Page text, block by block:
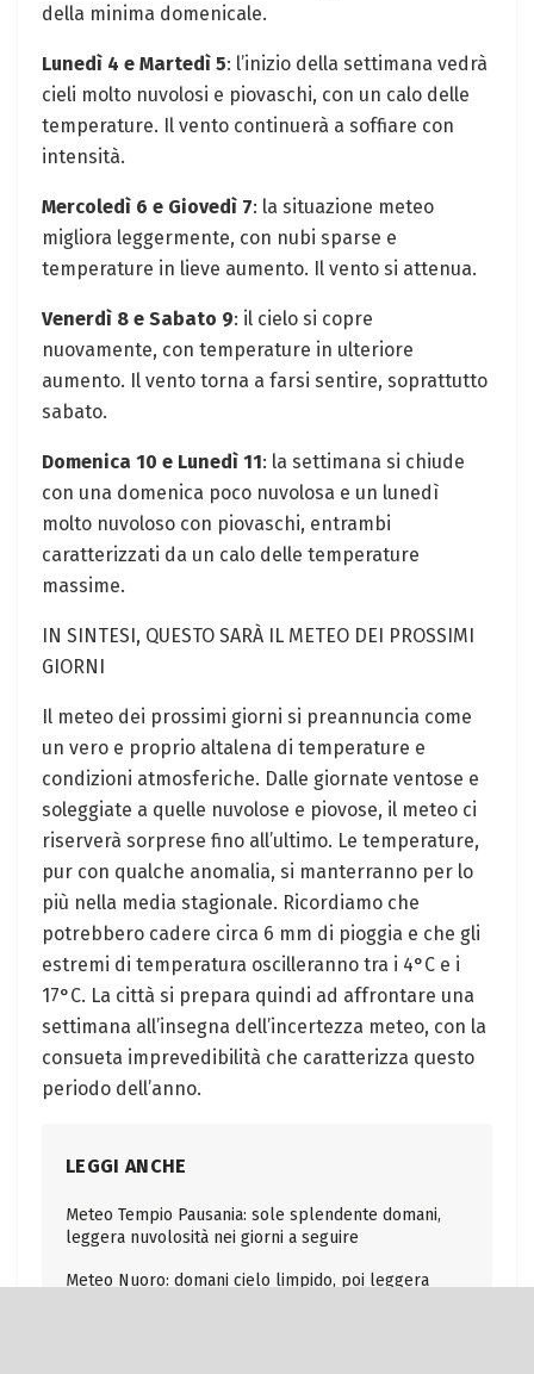
della minima domenicale.
Lunedì 4 e Martedì 5: l’inizio della settimana vedrà
cieli molto nuvolosi e piovaschi, con un calo delle
temperature. Il vento continuerà a soffiare con
intensità.
Mercoledì 6 e Giovedì 7: la situazione meteo
migliora leggermente, con nubi sparse e
temperature in lieve aumento. Il vento si attenua.
Venerdì 8 e Sabato 9: il cielo si copre
nuovamente, con temperature in ulteriore
aumento. Il vento torna a farsi sentire, soprattutto
sabato.
Domenica 10 e Lunedì 11: la settimana si chiude
con una domenica poco nuvolosa e un lunedì
molto nuvoloso con piovaschi, entrambi
caratterizzati da un calo delle temperature
massime.
IN SINTESI, QUESTO SARÀ IL METEO DEI PROSSIMI
GIORNI
Il meteo dei prossimi giorni si preannuncia come
un vero e proprio altalena di temperature e
condizioni atmosferiche. Dalle giornate ventose e
soleggiate a quelle nuvolose e piovose, il meteo ci
riserverà sorprese fino all’ultimo. Le temperature,
pur con qualche anomalia, si manterranno per lo
più nella media stagionale. Ricordiamo che
potrebbero cadere circa 6 mm di pioggia e che gli
estremi di temperatura oscilleranno tra i 4°C e i
17°C. La città si prepara quindi ad affrontare una
settimana all’insegna dell’incertezza meteo, con la
consueta imprevedibilità che caratterizza questo
periodo dell’anno.
LEGGI ANCHE
Meteo Tempio Pausania: sole splendente domani,
leggera nuvolosità nei giorni a seguire
Meteo Nuoro: domani cielo limpido, poi leggera